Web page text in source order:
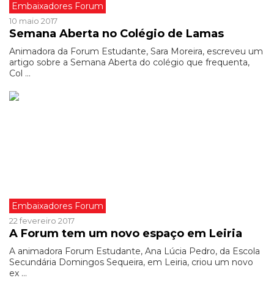
Embaixadores Forum
10 maio 2017
Semana Aberta no Colégio de Lamas
Animadora da Forum Estudante, Sara Moreira, escreveu um
artigo sobre a Semana Aberta do colégio que frequenta,
Col ...
Embaixadores Forum
22 fevereiro 2017
A Forum tem um novo espaço em Leiria
A animadora Forum Estudante, Ana Lúcia Pedro, da Escola
Secundária Domingos Sequeira, em Leiria, criou um novo
ex ...